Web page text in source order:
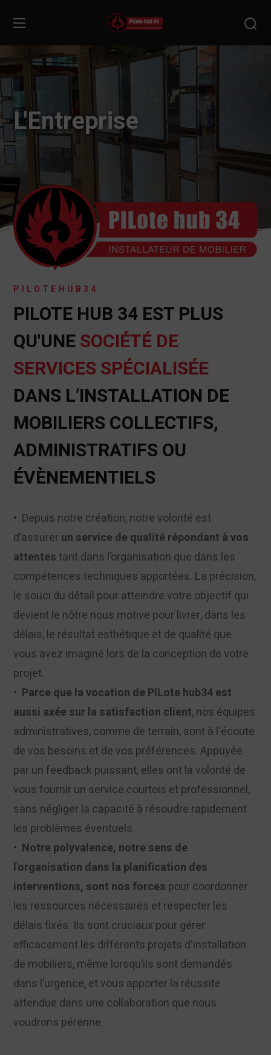
L'Entreprise
PILOTEHUB34
PILOTE HUB 34 EST PLUS
QU'UNESOCIÉTÉ DE
SERVICES SPÉCIALISÉE
DANS L’INSTALLATION DE
MOBILIERS COLLECTIFS,
ADMINISTRATIFS OU
ÉVÈNEMENTIELS
• Depuis notre création, notre volonté est
d’assurer un service de qualité répondant à vos
attentestant dans l’organisation que dans les
compétences techniques apportées. La précision,
le souci du détail pour atteindre votre objectif qui
devient le nôtre nous motive pour livrer, dans les
délais, le résultat esthétique et de qualité que
vous avez imaginé lors de la conception de votre
projet.
• Parce que la vocation de PILote hub34 est
aussi axée sur la satisfaction client, nos équipes
administratives, comme de terrain, sont à l'écoute
de vos besoins et de vos préférences. Appuyée
par un feedback puissant, elles ont la volonté de
vous fournir un service courtois et professionnel,
sans négliger la capacité à résoudre rapidement
les problèmes éventuels.
• Notre polyvalence, notre sens de
l'organisation dans la planification des
interventions, sont nos forces pour coordonner
les ressources nécessaires et respecter les
délais fixés. Ils sont cruciaux pour gérer
efficacement les différents projets d'installation
de mobiliers, même lorsqu’ils sont demandés
dans l’urgence, et vous apporter la réussite
attendue dans une collaboration que nous
voudrons pérenne.